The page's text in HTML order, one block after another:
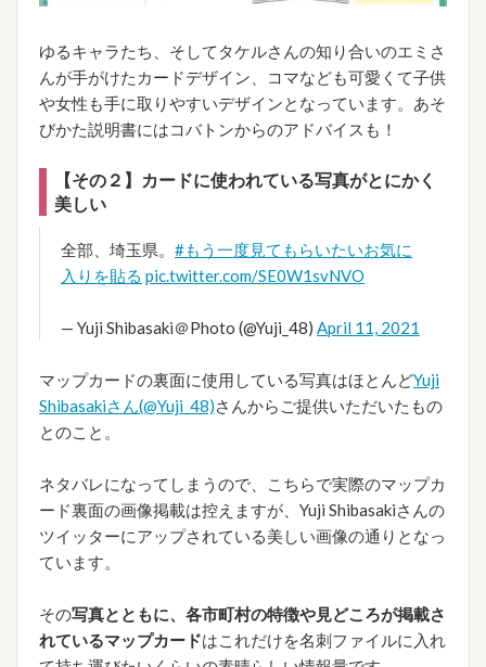
ゆるキャラたち、そしてタケルさんの知り合いのエミさ
んが手がけたカードデザイン、コマなども可愛くて子供
や女性も手に取りやすいデザインとなっています。あそ
びかた説明書にはコバトンからのアドバイスも！
【その２】カードに使われている写真がとにかく
美しい
全部、埼玉県。 #もう一度見てもらいたいお気に
入りを貼る pic.twitter.com/SE0W1svNVO
— Yuji Shibasaki＠Photo (@Yuji_48) April 11, 2021
マップカードの裏面に使用している写真はほとんどYuji
Shibasakiさん(@Yuji_48)さんからご提供いただいたもの
とのこと。
ネタバレになってしまうので、こちらで実際のマップカ
ード裏面の画像掲載は控えますが、Yuji Shibasakiさんの
ツイッターにアップされている美しい画像の通りとなっ
ています。
その写真とともに、各市町村の特徴や見どころが掲載さ
れているマップカードはこれだけを名刺ファイルに入れ